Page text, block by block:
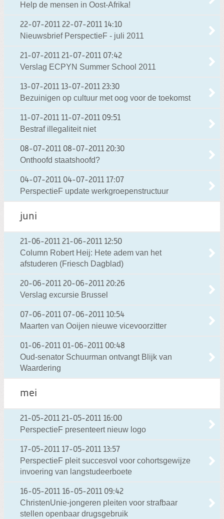
Help de mensen in Oost-Afrika!
22-07-2011 22-07-2011 14:10
Nieuwsbrief PerspectieF - juli 2011
21-07-2011 21-07-2011 07:42
Verslag ECPYN Summer School 2011
13-07-2011 13-07-2011 23:30
Bezuinigen op cultuur met oog voor de toekomst
11-07-2011 11-07-2011 09:51
Bestraf illegaliteit niet
08-07-2011 08-07-2011 20:30
Onthoofd staatshoofd?
04-07-2011 04-07-2011 17:07
PerspectieF update werkgroepenstructuur
juni
21-06-2011 21-06-2011 12:50
Column Robert Heij: Hete adem van het
afstuderen (Friesch Dagblad)
20-06-2011 20-06-2011 20:26
Verslag excursie Brussel
07-06-2011 07-06-2011 10:54
Maarten van Ooijen nieuwe vicevoorzitter
01-06-2011 01-06-2011 00:48
Oud-senator Schuurman ontvangt Blijk van
Waardering
mei
21-05-2011 21-05-2011 16:00
PerspectieF presenteert nieuw logo
17-05-2011 17-05-2011 13:57
PerspectieF pleit succesvol voor cohortsgewijze
invoering van langstudeerboete
16-05-2011 16-05-2011 09:42
ChristenUnie-jongeren pleiten voor strafbaar
stellen openbaar drugsgebruik